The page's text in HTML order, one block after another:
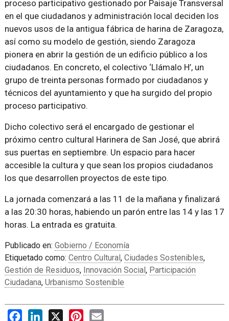
proceso participativo gestionado por Paisaje Transversal
en el que ciudadanos y administración local deciden los
nuevos usos de la antigua fábrica de harina de Zaragoza,
así como su modelo de gestión, siendo Zaragoza
pionera en abrir la gestión de un edificio público a los
ciudadanos. En concreto, el colectivo ‘Llámalo H’, un
grupo de treinta personas formado por ciudadanos y
técnicos del ayuntamiento y que ha surgido del propio
proceso participativo.
Dicho colectivo será el encargado de gestionar el
próximo centro cultural Harinera de San José, que abrirá
sus puertas en septiembre. Un espacio para hacer
accesible la cultura y que sean los propios ciudadanos
los que desarrollen proyectos de este tipo.
La jornada comenzará a las 11 de la mañana y finalizará
a las 20:30 horas, habiendo un parón entre las 14 y las 17
horas. La entrada es gratuita.
Publicado en: Gobierno / Economía
Etiquetado como: Centro Cultural, Ciudades Sostenibles,
Gestión de Residuos, Innovación Social, Participación
Ciudadana, Urbanismo Sostenible
FacebookLinkedIn
X PinterestEmail